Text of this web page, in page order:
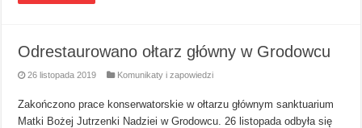
Odrestaurowano ołtarz główny w Grodowcu
26 listopada 2019 Komunikaty i zapowiedzi
Zakończono prace konserwatorskie w ołtarzu głównym sanktuarium
Matki Bożej Jutrzenki Nadziei w Grodowcu. 26 listopada odbyła się